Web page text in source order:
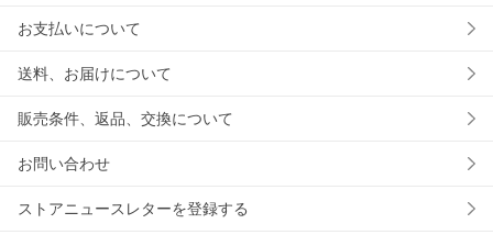
お支払いについて
送料、お届けについて
販売条件、返品、交換について
お問い合わせ
ストアニュースレターを登録する